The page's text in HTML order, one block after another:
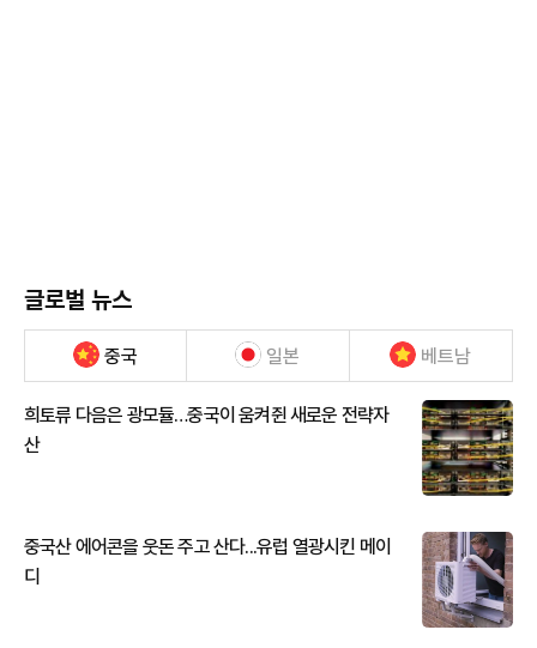
글로벌 뉴스
중국 일본 베트남
희토류 다음은 광모듈…중국이 움켜쥔 새로운 전략자
산
중국산 에어콘을 웃돈 주고 산다...유럽 열광시킨 메이
디